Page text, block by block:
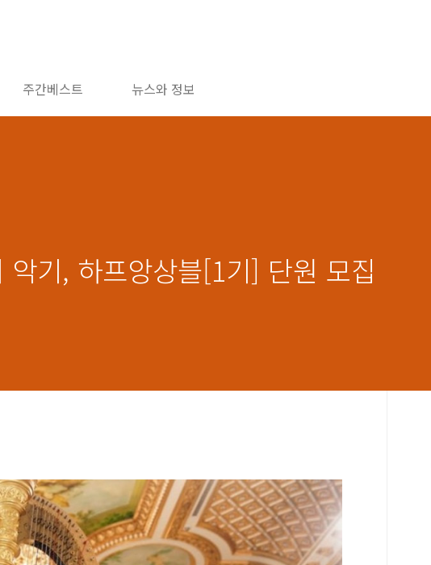
주간베스트 뉴스와 정보
기, 하프앙상블[1기] 단원 모집